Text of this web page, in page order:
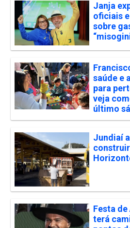
Janja
oficiais
sobre
saúde e
para
veja
último
Jundiaí
Festa de
terá